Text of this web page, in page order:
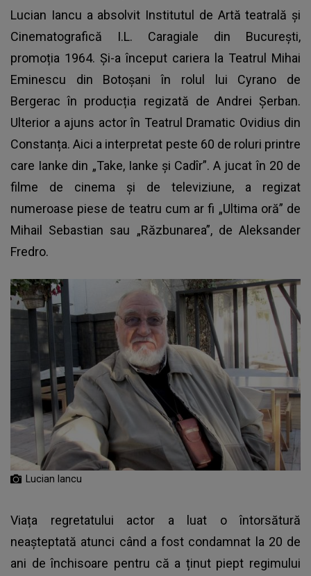
Lucian Iancu a absolvit Institutul de Artă teatrală și
Cinematografică I.L. Caragiale din București,
promoția 1964. Și-a început cariera la Teatrul Mihai
Eminescu din Botoșani în rolul lui Cyrano de
Bergerac în producția regizată de Andrei Șerban.
Ulterior a ajuns actor în Teatrul Dramatic Ovidius din
Constanța. Aici a interpretat peste 60 de roluri printre
care Ianke din „Take, Ianke și Cadîr”. A jucat în 20 de
filme de cinema și de televiziune, a regizat
numeroase piese de teatru cum ar fi „Ultima oră” de
Mihail Sebastian sau „Răzbunarea”, de Aleksander
Fredro.
Lucian Iancu
Viața regretatului actor a luat o întorsătură
neașteptată atunci când a fost condamnat la 20 de
ani de închisoare pentru că a ținut piept regimului